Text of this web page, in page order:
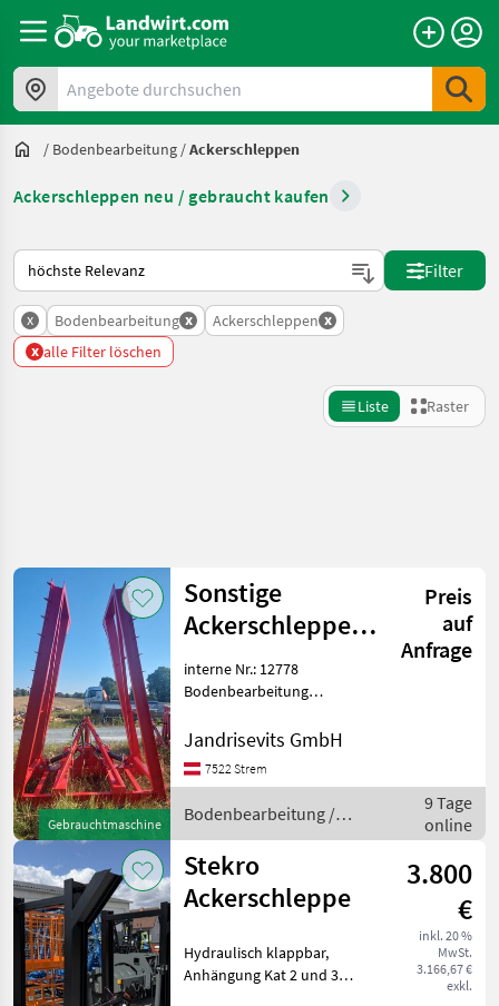
Angebote durchsuchen
/ Bodenbearbeitung /Ackerschleppen
Ackerschleppen neu / gebraucht kaufen
So wird auf Landwirt.com sortiert
Filter
x Bodenbearbeitung x Ackerschleppen x
x alle Filter löschen
Liste Raster
Kategorie 3 Land Filter
AKTUELLER
PFAD
Landtechnik
Bodenbearbeitung
Ackerschleppen
KATEGORIE
Sonstige
8
NOPO
4
Stekro
4
Zurücksetzen
Ergebnisse
anzeigen
Gebrauchtmaschine
Sonstige
Ackerschleppe
8,50 Meter
Preis
auf
Anfrage
interne Nr.: 12778
Bodenbearbeitung
Jandrisevits GmbH
7522 Strem
Bodenbearbeitung /
Sonstige
9 Tage
online
Stekro
Ackerschleppe
3.800
€
inkl. 20 %
MwSt.
3.166,67 €
exkl.
Hydraulisch klappbar,
Anhängung Kat 2 und 3